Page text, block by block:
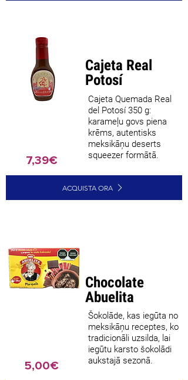
7,39€
Cajeta Real
Potosí
Cajeta Quemada Real
del Potosí 350 g:
karameļu govs piena
krēms, autentisks
meksikāņu deserts
squeezer formātā.
ACQUISTA ORA
5,00€
Chocolate
Abuelita
Šokolāde, kas iegūta no
meksikāņu receptes, ko
tradicionāli uzsilda, lai
iegūtu karsto šokolādi
aukstajā sezonā.